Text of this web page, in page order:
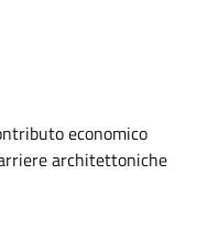
economico
architettoniche